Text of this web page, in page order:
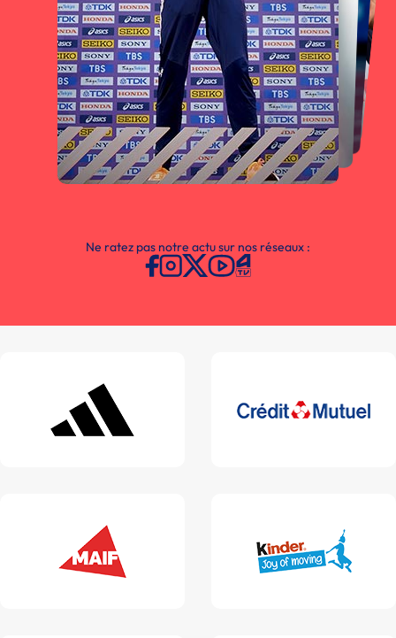
Ne ratez pas notre actu sur nos réseaux :